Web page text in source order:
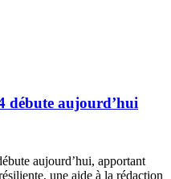
débute aujourd’hui
aujourd’hui, apportant
une aide à la rédaction